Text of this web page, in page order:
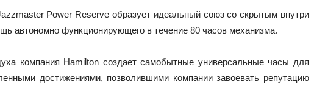
Power Reserve образует идеальный союз со скрытым внутри
автономно функционирующего в течение 80 часов механизма.
компания Hamilton создает самобытные универсальные часы для
достижениями, позволившими компании завоевать репутацию